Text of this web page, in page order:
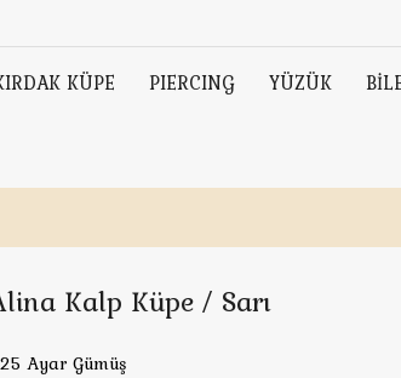
KÜPE PIERCING YÜZÜK
Kalp Küpe / Sarı
Ayar Gümüş